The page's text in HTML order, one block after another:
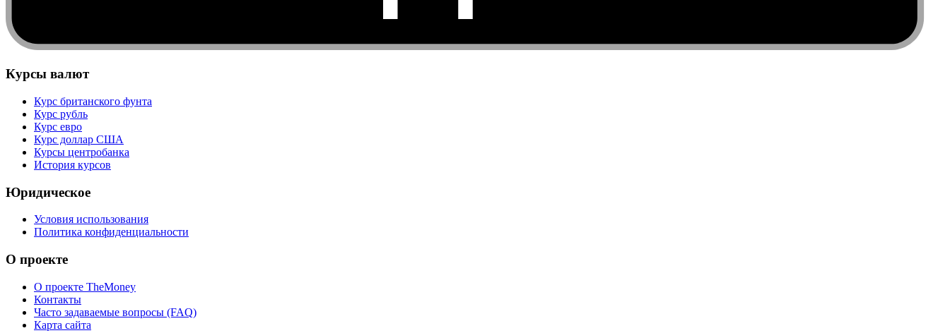
Курсы валют
Курс британского фунта
Курс рубль
Курс евро
Курс доллар США
Курсы центробанка
История курсов
Юридическое
Условия использования
Политика конфиденциальности
О проекте
О проекте TheMoney
Контакты
Часто задаваемые вопросы (FAQ)
Карта сайта